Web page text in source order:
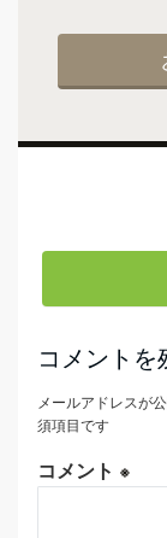
コメントを
メールアドレスが
須項目です
コメント ※